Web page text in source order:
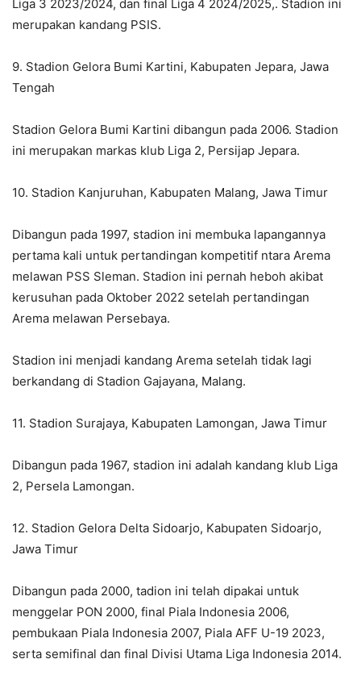
Liga 3 2023/2024, dan final Liga 4 2024/2025,. Stadion ini
merupakan kandang PSIS.
9. Stadion Gelora Bumi Kartini, Kabupaten Jepara, Jawa
Tengah
Stadion Gelora Bumi Kartini dibangun pada 2006. Stadion
ini merupakan markas klub Liga 2, Persijap Jepara.
10. Stadion Kanjuruhan, Kabupaten Malang, Jawa Timur
Dibangun pada 1997, stadion ini membuka lapangannya
pertama kali untuk pertandingan kompetitif ntara Arema
melawan PSS Sleman. Stadion ini pernah heboh akibat
kerusuhan pada Oktober 2022 setelah pertandingan
Arema melawan Persebaya.
Stadion ini menjadi kandang Arema setelah tidak lagi
berkandang di Stadion Gajayana, Malang.
11. Stadion Surajaya, Kabupaten Lamongan, Jawa Timur
Dibangun pada 1967, stadion ini adalah kandang klub Liga
2, Persela Lamongan.
12. Stadion Gelora Delta Sidoarjo, Kabupaten Sidoarjo,
Jawa Timur
Dibangun pada 2000, tadion ini telah dipakai untuk
menggelar PON 2000, final Piala Indonesia 2006,
pembukaan Piala Indonesia 2007, Piala AFF U-19 2023,
serta semifinal dan final Divisi Utama Liga Indonesia 2014.